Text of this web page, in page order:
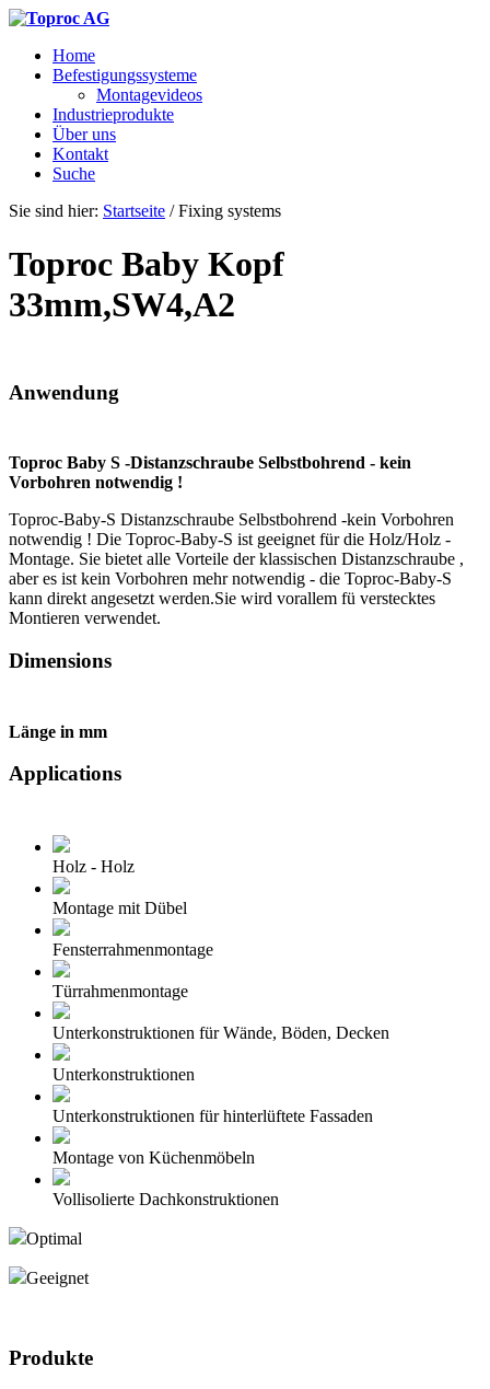
Home
Befestigungssysteme
Montagevideos
Industrieprodukte
Über uns
Kontakt
Suche
Sie sind hier: Startseite / Fixing systems
Toproc Baby Kopf
33mm,SW4,A2
Anwendung
Toproc Baby S -Distanzschraube Selbstbohrend - kein
Vorbohren notwendig !
Toproc-Baby-S Distanzschraube Selbstbohrend -kein Vorbohren
notwendig ! Die Toproc-Baby-S ist geeignet für die Holz/Holz -
Montage. Sie bietet alle Vorteile der klassischen Distanzschraube ,
aber es ist kein Vorbohren mehr notwendig - die Toproc-Baby-S
kann direkt angesetzt werden.Sie wird vorallem fü verstecktes
Montieren verwendet.
Dimensions
Länge in mm
Applications
Holz - Holz
Montage mit Dübel
Fensterrahmenmontage
Türrahmenmontage
Unterkonstruktionen für Wände, Böden, Decken
Unterkonstruktionen
Unterkonstruktionen für hinterlüftete Fassaden
Montage von Küchenmöbeln
Vollisolierte Dachkonstruktionen
Optimal
Geeignet
Produkte